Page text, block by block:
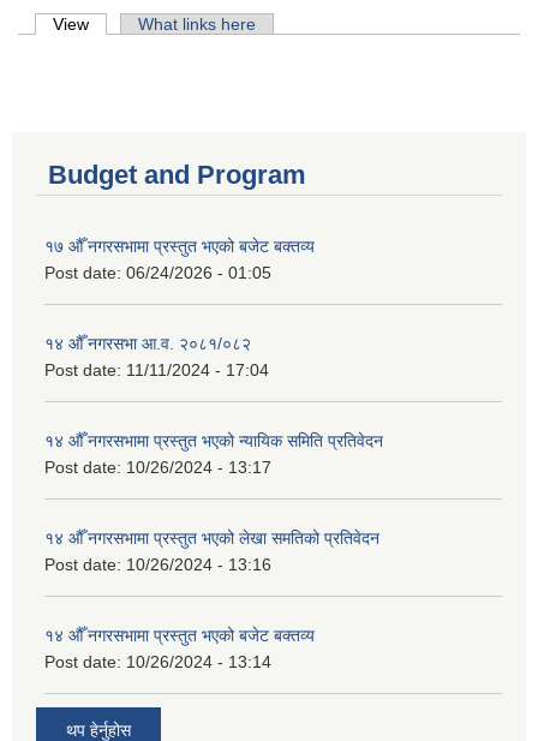
Primary tabs
View (active tab)What links here
Budget and Program
१७ औँ नगरसभामा प्रस्तुत भएको बजेट बक्तव्य
Post date: 06/24/2026 - 01:05
१४ औँ नगरसभा आ.व. २०८१/०८२
Post date: 11/11/2024 - 17:04
१४ औँ नगरसभामा प्रस्तुत भएको न्यायिक समिति प्रतिवेदन
Post date: 10/26/2024 - 13:17
१४ औँ नगरसभामा प्रस्तुत भएको लेखा समतिको प्रतिवेदन
Post date: 10/26/2024 - 13:16
१४ औँ नगरसभामा प्रस्तुत भएको बजेट बक्तव्य
Post date: 10/26/2024 - 13:14
थप हेर्नुहोस